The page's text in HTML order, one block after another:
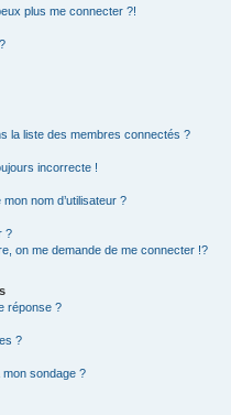
plus me connecter ?!
la liste des membres connectés ?
incorrecte !
nom d’utilisateur ?
?
on me demande de me connecter !?
réponse ?
?
mon sondage ?